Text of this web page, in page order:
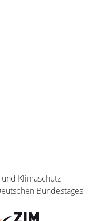
Klimaschutz
Bundestages